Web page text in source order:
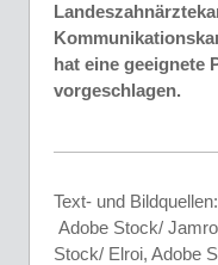
hat eine geeignete
vorgeschlagen.
Text- und Bildquellen:
Adobe Stock/
Stock/ Elroi, Adobe